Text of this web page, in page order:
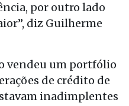
por outro lado
diz Guilherme
vendeu um portfólio
de crédito de
inadimplentes